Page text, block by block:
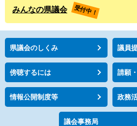
みんなの県議会 受付中！
県議会のしくみ 議員
傍聴するには 請願
情報公開制度等 政務
議会事務局